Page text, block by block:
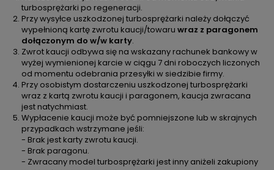
turbosprężarki po regeneracji.
Przy wysyłce uszkodzonej turbosprężarki należy dołączyć
wypełnioną kartę zwrotu kaucji/towaru wraz z paragonem
dołączonym do w/w karty.
Zwrot kaucji odbywa się na wskazany rachunek bankowy w
wyżej wymienionej karcie w ciągu 7 dni roboczych liczonych
od momentu odebrania przesyłki w siedzibie firmy.
Przy osobistym dostarczeniu uszkodzonej turbosprężarki
wraz z kartą zwrotu kaucji i paragonem, kaucja zwracana
jest natychmiast.
Wypłacenie kaucji może być pomniejszone lub w skrajnych
przypadkach wstrzymane jeśli:
- Brak jest karty zwrotu kaucji.
- Brak paragonu.
- Zwracany model turbosprężarki jest inny aniżeli zakupiony